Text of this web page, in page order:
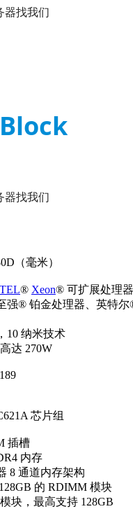
（毫米）
® Xeon® 可扩展处理器
强® 铂金处理器、英特
10 纳米技术
达 270W
芯片组
插槽
内存
8 通道内存架构
的 RDIMM 模块
块，最高支持 128GB